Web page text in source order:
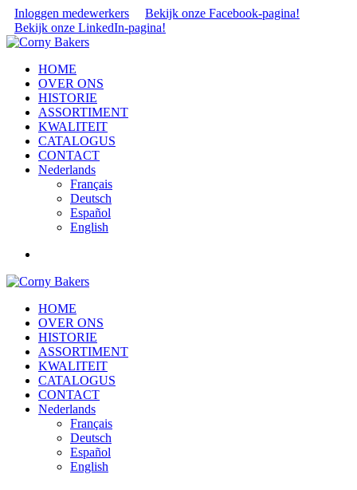
Inloggen medewerkers
Bekijk onze Facebook-pagina!
Bekijk onze LinkedIn-pagina!
HOME
OVER ONS
HISTORIE
ASSORTIMENT
KWALITEIT
CATALOGUS
CONTACT
Nederlands
Français
Deutsch
Español
English
HOME
OVER ONS
HISTORIE
ASSORTIMENT
KWALITEIT
CATALOGUS
CONTACT
Nederlands
Français
Deutsch
Español
English